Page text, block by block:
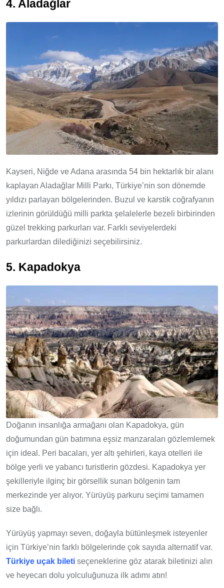
4. Aladağlar
Kayseri, Niğde ve Adana arasında 54 bin hektarlık bir alanı
kaplayan Aladağlar Milli Parkı, Türkiye’nin son dönemde
yıldızı parlayan bölgelerinden. Buzul ve karstik coğrafyanın
izlerinin görüldüğü milli parkta şelalelerle bezeli birbirinden
güzel trekking parkurları var. Farklı seviyelerdeki
parkurlardan dilediğinizi seçebilirsiniz.
5. Kapadokya
Doğanın insanlığa armağanı olan Kapadokya, gün
doğumundan gün batımına eşsiz manzaraları gözlemlemek
için ideal. Peri bacaları, yer altı şehirleri, kaya otelleri ile
bölge yerli ve yabancı turistlerin gözdesi. Kapadokya yer
şekilleriyle ilginç bir görsellik sunan bölgenin tam
merkezinde yer alıyor. Yürüyüş parkuru seçimi tamamen
size bağlı.
Yürüyüş yapmayı seven, doğayla bütünleşmek isteyenler
için Türkiye’nin farklı bölgelerinde çok sayıda alternatif var.
Türkiye uçak bileti seçeneklerine göz atarak biletinizi alın
ve heyecan dolu yolculuğunuza ilk adımı atın!